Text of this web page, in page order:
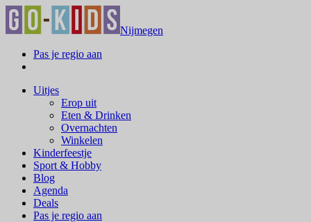
Nijmegen
Pas je regio aan
Uitjes
Erop uit
Eten & Drinken
Overnachten
Winkelen
Kinderfeestje
Sport & Hobby
Blog
Agenda
Deals
Pas je regio aan